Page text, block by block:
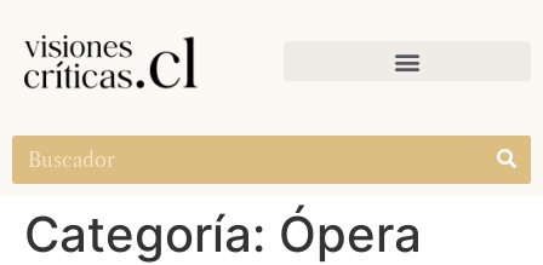
Categoría: Ópera